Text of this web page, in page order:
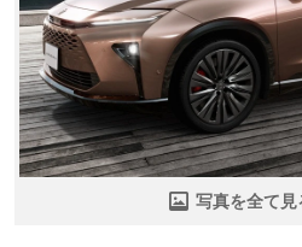
写真を全て見